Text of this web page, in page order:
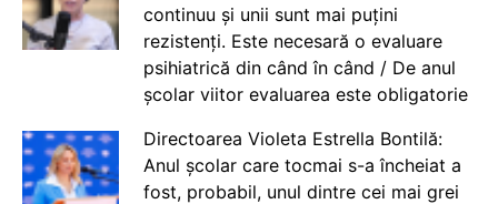
continuu și unii sunt mai puțini
rezistenți. Este necesară o evaluare
psihiatrică din când în când / De anul
școlar viitor evaluarea este obligatorie
Directoarea Violeta Estrella Bontilă:
Anul școlar care tocmai s-a încheiat a
fost, probabil, unul dintre cei mai grei